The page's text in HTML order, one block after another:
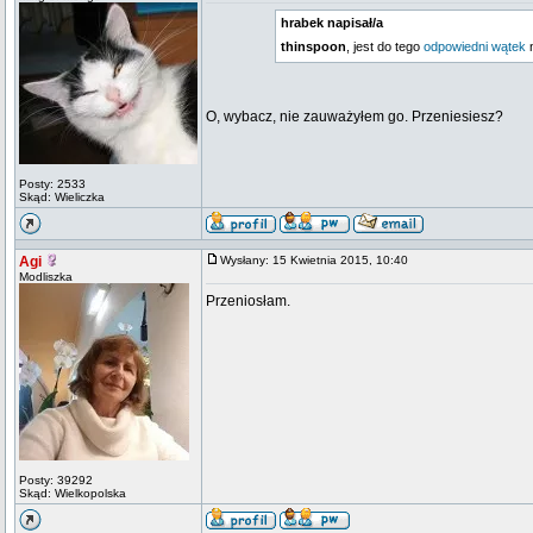
Posty: 2533
Skąd: Wieliczka
hrabek napisał/a
thinspoon , jest do tego odpowiedni wątek
O, wybacz, nie zauważyłem go. Przeniesiesz?
Agi
Modliszka
Posty: 39292
Skąd: Wielkopolska
Wysłany: 15 Kwietnia 2015, 10:40
Przeniosłam.